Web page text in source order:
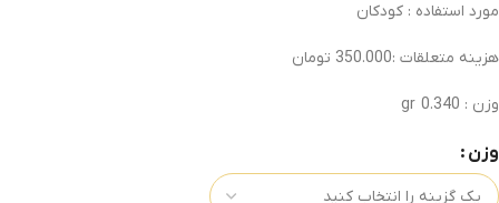
مورد استفاده : کودکان
هزینه متعلقات :350.000 تومان
وزن : 0.340 gr
وزن